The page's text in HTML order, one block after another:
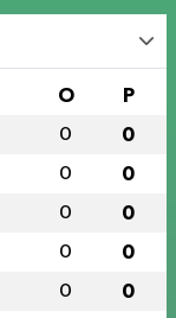
O P
0 0
0 0
0 0
0 0
0 0